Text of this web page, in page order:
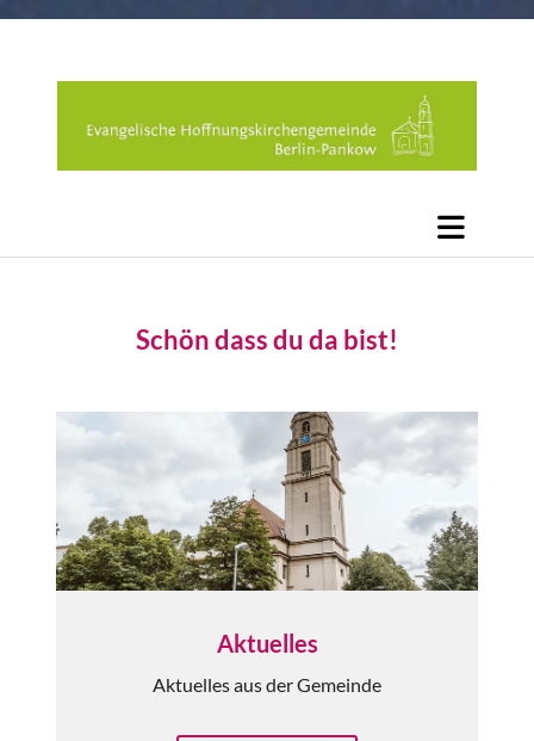
Schön dass du da bist!
Aktuelles
Aktuelles aus der Gemeinde